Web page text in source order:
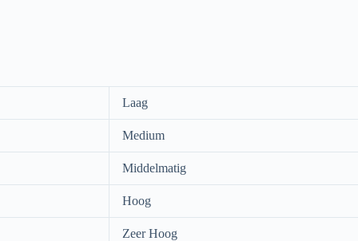
Laag
Medium
Middelmatig
Hoog
Zeer Hoog